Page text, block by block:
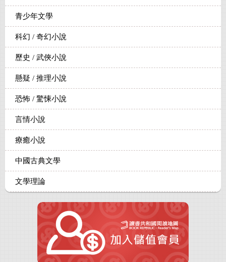
青少年文學
科幻 / 奇幻小說
歷史 / 武俠小說
懸疑 / 推理小說
恐怖 / 驚悚小說
言情小說
療癒小說
中國古典文學
文學理論